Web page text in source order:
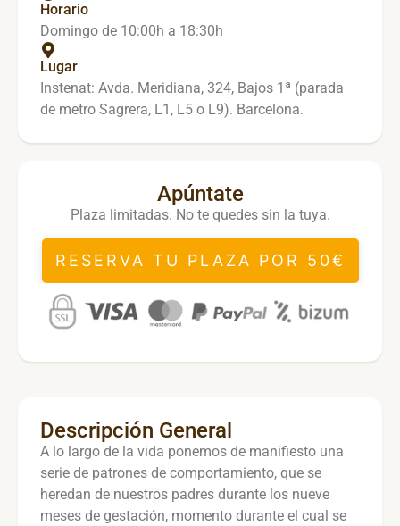
Horario
Domingo de 10:00h a 18:30h
Lugar
Instenat: Avda. Meridiana, 324, Bajos 1ª (parada
de metro Sagrera, L1, L5 o L9). Barcelona.
Apúntate
Plaza limitadas. No te quedes sin la tuya.
RESERVA TU PLAZA POR 50€
Descripción General
A lo largo de la vida ponemos de manifiesto una
serie de patrones de comportamiento, que se
heredan de nuestros padres durante los nueve
meses de gestación, momento durante el cual se